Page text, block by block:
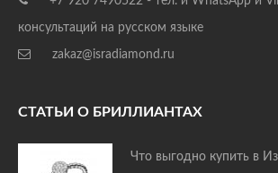
консультаций на русском языке
zakaz@isradiamond.ru
СТАТЬИ О БРИЛЛИАНТАХ
Что выгодно купить в